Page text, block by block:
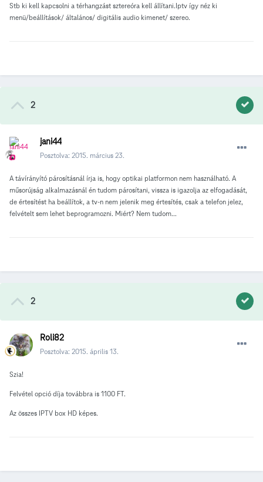
Stb ki kell kapcsolni a térhangzást sztereóra kell állítani.Iptv így néz ki
menü/beállítások/ általános/ digitális audio kimenet/ szereo.
2
jani44
Posztolva: 2015. március 23.
A távírányító párosításnál írja is, hogy optikai platformon nem használható. A
műsorújság alkalmazásnál én tudom párosítani, vissza is igazolja az elfogadását,
de értesítést ha beállítok, a tv-n nem jelenik meg értesítés, csak a telefon jelez,
felvételt sem lehet beprogramozni. Miért? Nem tudom...
2
Roli82
Posztolva: 2015. április 13.
Szia!
Felvétel opció díja továbbra is 1100 FT.
Az összes IPTV box HD képes.